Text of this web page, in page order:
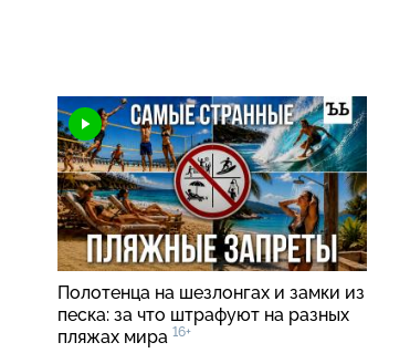
Полотенца на шезлонгах и замки из
песка: за что штрафуют на разных
пляжах мира 16+